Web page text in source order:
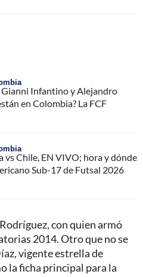
Gianni Infantino y Alejandro
en Colombia? La FCF
vs Chile, EN VIVO; hora y dónde
Sub-17 de Futsal 2026
con quien armó
2014. Otro que no se
vigente estrella de
la ficha principal para la